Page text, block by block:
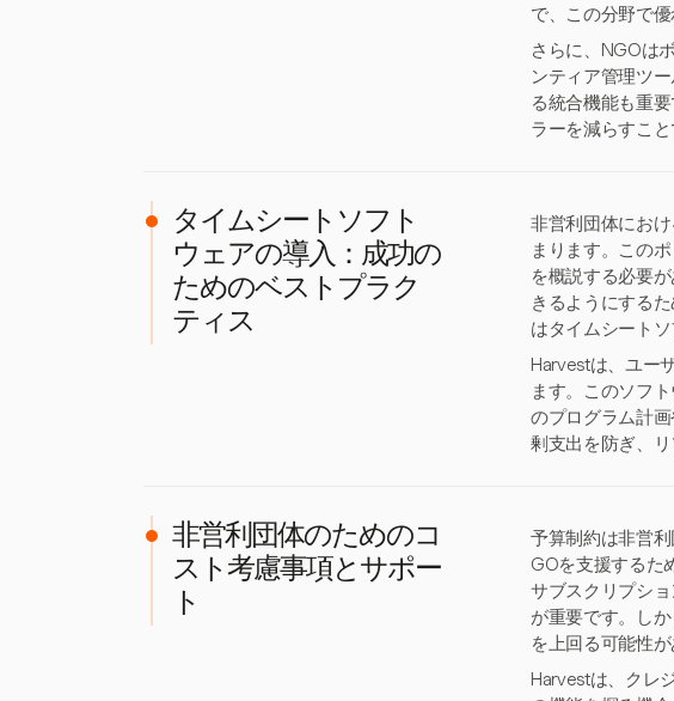
で、この分野で優
さらに、NGOは
ンティア管理ツ
る統合機能も重
ラーを減らすこ
タイムシートソフト
ウェアの導入：成功の
ためのベストプラク
ティス
非営利団体にお
まります。この
を概説する必要
きるようにする
はタイムシート
Harvestは、ユー
ます。このソフ
のプログラム計
剰支出を防ぎ、
非営利団体のためのコ
スト考慮事項とサポー
ト
予算制約は非営
GOを支援するた
サブスクリプシ
が重要です。し
を上回る可能性が
Harvestは、クレ